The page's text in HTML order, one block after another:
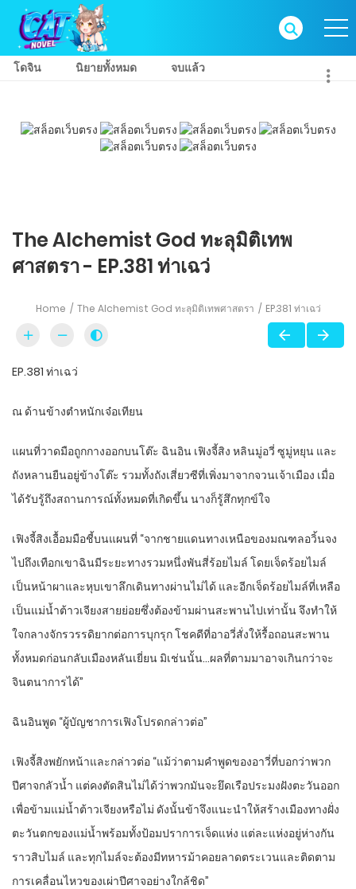
โดจิน นิยายทั้งหมด จบแล้ว
The Alchemist God ทะลุมิติเทพ
ศาสตรา - EP.381 ท่าเฉว่
Home The Alchemist God ทะลุมิติเทพศาสตรา EP.381 ท่าเฉว่
EP.381 ท่าเฉว่
ณ ด้านข้างตำหนักเจ๋อเทียน
แผนที่วาดมือถูกกางออกบนโต๊ะ ฉินอิน เฟิงจี้สิง หลินมู่อวี่ ซูมู่หยุน และ
ถังหลานยืนอยู่ข้างโต๊ะ รวมทั้งถังเสี่ยวซีที่เพิ่งมาจากจวนเจ้าเมือง เมื่อ
ได้รับรู้ถึงสถานการณ์ทั้งหมดที่เกิดขึ้น นางก็รู้สึกทุกข์ใจ
เฟิงจี้สิงเอื้อมมือชี้บนแผนที่ “จากชายแดนทางเหนือของมณฑลอวิ้นจง
ไปถึงเทือกเขาฉินมีระยะทางรวมหนึ่งพันสี่ร้อยไมล์ โดยเจ็ดร้อยไมล์
เป็นหน้าผาและหุบเขาลึกเดินทางผ่านไม่ได้ และอีกเจ็ดร้อยไมล์ที่เหลือ
เป็นแม่น้ำต้าวเจียงสายย่อยซึ่งต้องข้ามผ่านสะพานไปเท่านั้น จึงทำให้
ใจกลางจักรวรรดิยากต่อการบุกรุก โชคดีที่อาอวี่สั่งให้รื้อถอนสะพาน
ทั้งหมดก่อนกลับเมืองหลันเยี่ยน มิเช่นนั้น…ผลที่ตามมาอาจเกินกว่าจะ
จินตนาการได้”
ฉินอินพูด “ผู้บัญชาการเฟิงโปรดกล่าวต่อ”
เฟิงจี้สิงพยักหน้าและกล่าวต่อ “แม้ว่าตามคำพูดของอาวี่ที่บอกว่าพวก
ปีศาจกลัวน้ำ แต่คงตัดสินไม่ได้ว่าพวกมันจะยึดเรือประมงฝังตะวันออก
เพื่อข้ามแม่น้ำต้าวเจียงหรือไม่ ดังนั้นข้าจึงแนะนำให้สร้างเมืองทางฝั่ง
ตะวันตกของแม่น้ำพร้อมทั้งป้อมปราการเจ็ดแห่ง แต่ละแห่งอยู่ห่างกัน
ราวสิบไมล์ และทุกไมล์จะต้องมีทหารม้าคอยลาดตระเวนและติดตาม
การเคลื่อนไหวของเผ่าปีศาจอย่างใกล้ชิด”